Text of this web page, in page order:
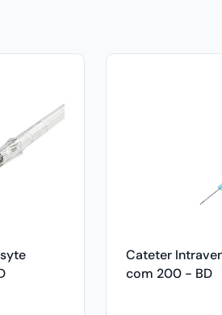
Cateter
com 200 - BD